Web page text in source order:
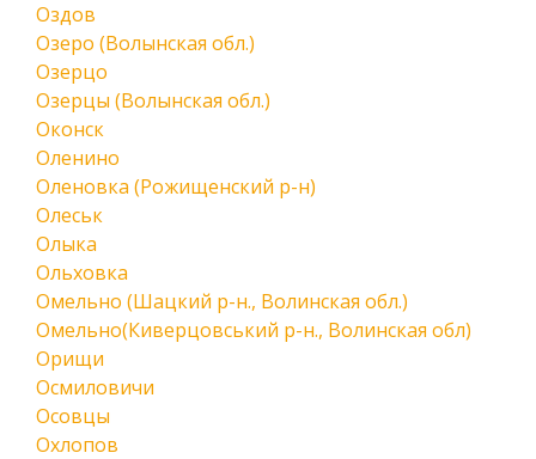
Оздов
Озеро (Волынская обл.)
Озерцо
Озерцы (Волынская обл.)
Оконск
Оленино
Оленовка (Рожищенский р-н)
Олеськ
Олыка
Ольховка
Омельно (Шацкий р-н., Волинская обл.)
Омельно(Киверцовський р-н., Волинская обл)
Орищи
Осмиловичи
Осовцы
Охлопов